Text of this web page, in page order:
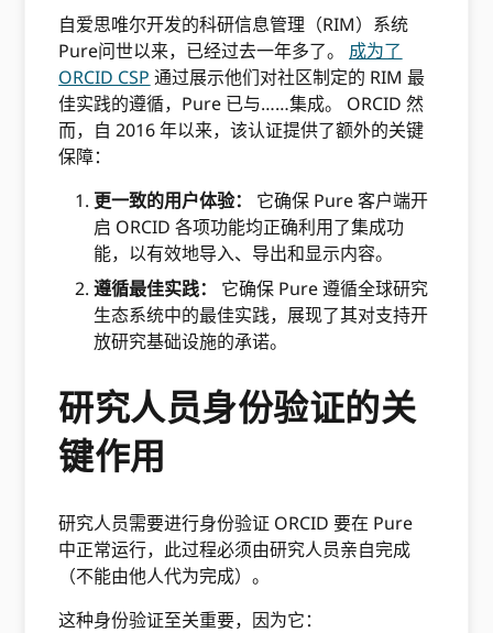
自爱思唯尔开发的科研信息管理（RIM）系统
Pure问世以来，已经过去一年多了。 成为了
ORCID CSP 通过展示他们对社区制定的 RIM 最
佳实践的遵循，Pure 已与……集成。 ORCID 然
而，自 2016 年以来，该认证提供了额外的关键
保障：
更一致的用户体验：
它确保 Pure 客户端开
启 ORCID 各项功能均正确利用了集成功
能，以有效地导入、导出和显示内容。
遵循最佳实践：
它确保 Pure 遵循全球研究
生态系统中的最佳实践，展现了其对支持开
放研究基础设施的承诺。
研究人员身份验证的关
键作用
研究人员需要进行身份验证 ORCID 要在 Pure
中正常运行，此过程必须由研究人员亲自完成
（不能由他人代为完成）。
这种身份验证至关重要，因为它：